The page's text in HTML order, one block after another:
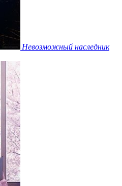
Невозможный наследник